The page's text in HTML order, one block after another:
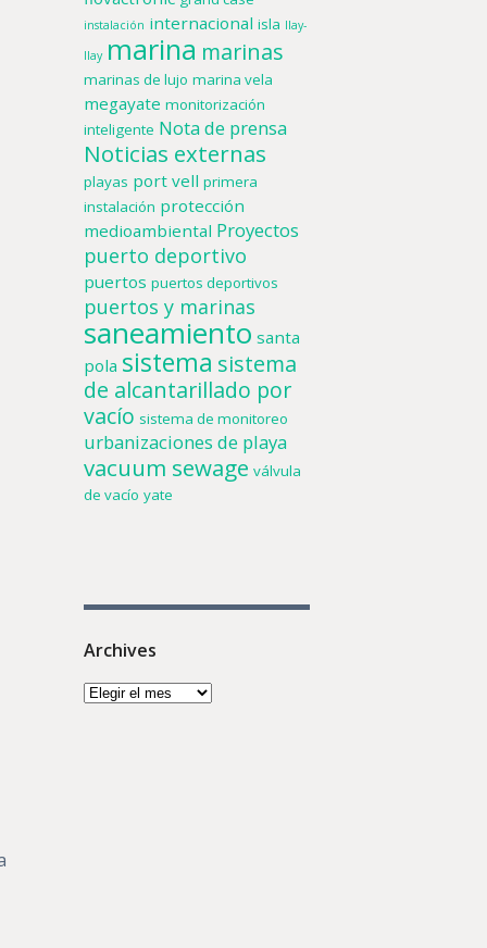
instalación internacional isla llay-
llay marina marinas
marinas de lujo marina vela
megayate monitorización
inteligente Nota de prensa
Noticias externas
playas port vell primera
instalación protección
medioambiental Proyectos
puerto deportivo
puertos puertos deportivos
puertos y marinas
saneamiento santa
pola sistema sistema
de alcantarillado por
vacío sistema de monitoreo
urbanizaciones de playa
vacuum sewage válvula
de vacío yate
Archives